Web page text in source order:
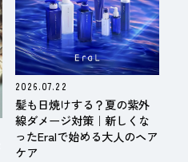
2026.07.22
髪も日焼けする？夏の紫外
線ダメージ対策｜新しくな
ったEralで始める大人のヘア
ケア